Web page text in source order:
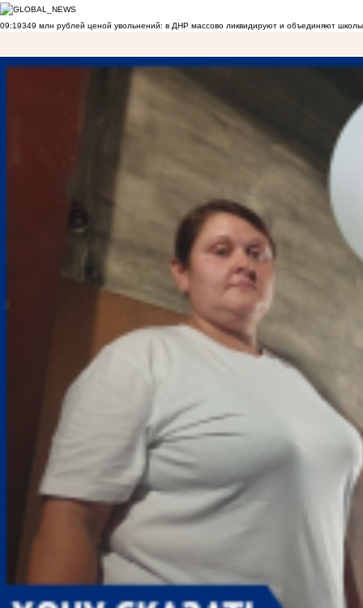
09:19349 млн рублей ценой увольнений: в ДНР массово ликвидируют и объединяют